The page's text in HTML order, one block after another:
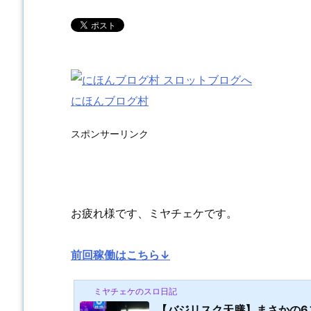
にほんブログ村
スポンサーリンク
お疲れ様です、ミヤチェケです。
前回稼働はこちら↓
ミヤチェケのスロ日記